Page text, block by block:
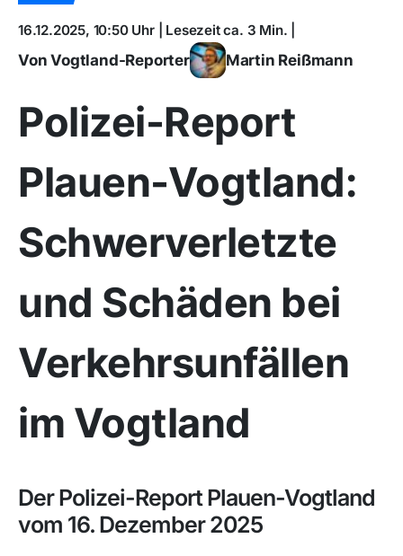
16.12.2025, 10:50 Uhr | Lesezeit ca. 3 Min. |
Von Vogtland-Reporter Martin Reißmann
Polizei-Report
Plauen-Vogtland:
Schwerverletzte
und Schäden bei
Verkehrsunfällen
im Vogtland
Der Polizei-Report Plauen-Vogtland
vom 16. Dezember 2025